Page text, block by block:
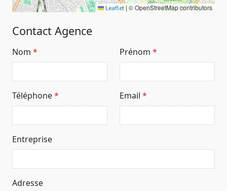
Leaflet|© OpenStreetMap contributors
Contact Agence
Nom Prénom
Téléphone Email
Entreprise
Adresse